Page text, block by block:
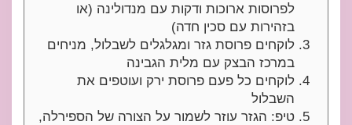
לפרוסות ארוכות ודקות עם מנדולינה (או
בזהירות עם סכין חדה)
לוקחים פרוסת גזר ומגלגלים לשבלול, מניחים
במרכז הבצק עם מלית הגבינה
לוקחים כל פעם פרוסת ירק ועוטפים את
השבלול
טיפ: הגזר עוזר לשמור על הצורה של הספירלה,